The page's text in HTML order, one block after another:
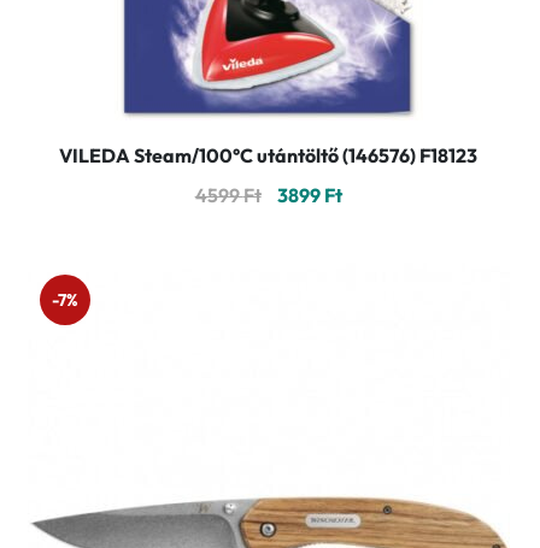
VILEDA Steam/100°C utántöltő (146576) F18123
4599Ft Original
3899 FtCurrent
-7%